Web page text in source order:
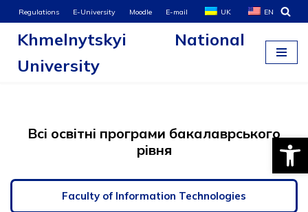
Skip
content
Regulations E-University Moodle E-mail UK EN
Khmelnytskyi National
University
Всі освітні програми бакалаврського
рівня
Faculty of Information Technologies